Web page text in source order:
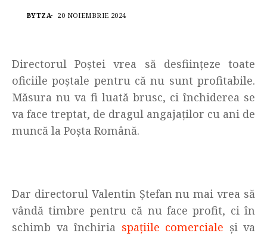
BYTZA 20 NOIEMBRIE 2024
Directorul Poştei vrea să desfiinţeze toate
oficiile poştale pentru că nu sunt profitabile.
Măsura nu va fi luată brusc, ci închiderea se
va face treptat, de dragul angajaţilor cu ani de
muncă la Poşta Română.
Dar directorul Valentin Ștefan nu mai vrea să
vândă timbre pentru că nu face profit, ci în
schimb va închiria spaţiile comerciale şi va